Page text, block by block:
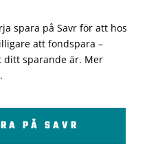
spara på Savr för att hos
att fondspara –
sparande är. Mer
PÅ SAVR